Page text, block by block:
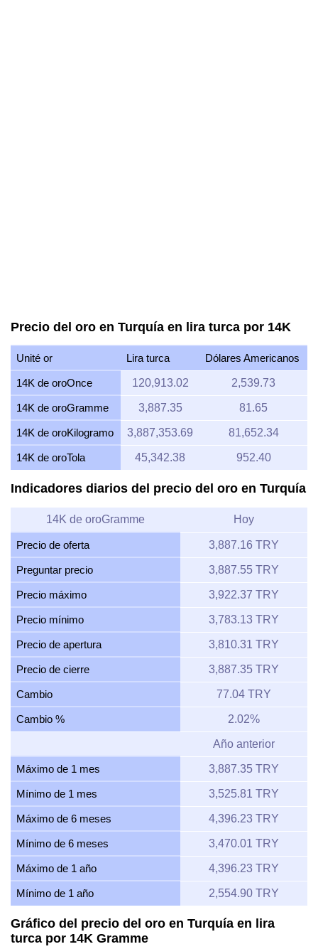
Precio del oro en Turquía en lira turca por 14K
Unité or Lira turca Dólares Americanos
14K de oroOnce 120,913.02 2,539.73
14K de oroGramme 3,887.35 81.65
14K de oroKilogramo 3,887,353.69 81,652.34
14K de oroTola 45,342.38 952.40
Indicadores diarios del precio del oro en Turquía
14K de oroGramme Hoy
Precio de oferta 3,887.16 TRY
Preguntar precio 3,887.55 TRY
Precio máximo 3,922.37 TRY
Precio mínimo 3,783.13 TRY
Precio de apertura 3,810.31 TRY
Precio de cierre 3,887.35 TRY
Cambio 77.04 TRY
Cambio % 2.02%
Año anterior
Máximo de 1 mes 3,887.35 TRY
Mínimo de 1 mes 3,525.81 TRY
Máximo de 6 meses 4,396.23 TRY
Mínimo de 6 meses 3,470.01 TRY
Máximo de 1 año 4,396.23 TRY
Mínimo de 1 año 2,554.90 TRY
Gráfico del precio del oro en Turquía en lira
turca por 14K Gramme